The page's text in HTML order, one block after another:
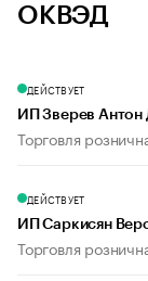
ОКВЭД
ДЕЙСТВУЕТ
ИП Зверев Антон
Торговля
ДЕЙСТВУЕТ
ИП Саркисян
Торговля